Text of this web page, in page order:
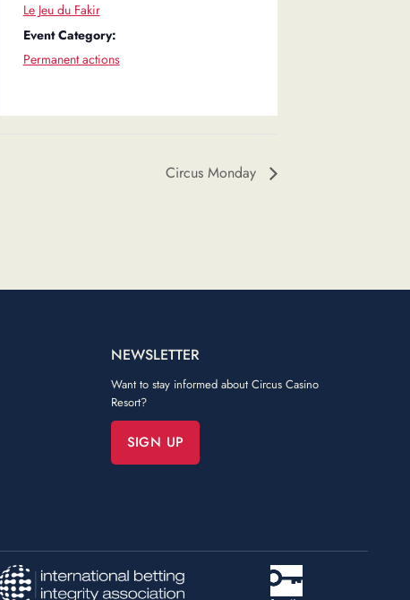
Le Jeu du Fakir
Event Category:
Permanent actions
Circus Monday
NEWSLETTER
Want to stay informed about Circus Casino
Resort?
SIGN UP